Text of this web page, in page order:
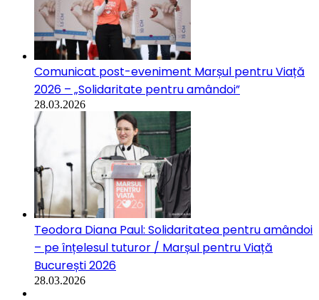
Comunicat post-eveniment Marșul pentru Viață
2026 – „Solidaritate pentru amândoi”
28.03.2026
Teodora Diana Paul: Solidaritatea pentru amândoi
– pe înțelesul tuturor / Marșul pentru Viață
București 2026
28.03.2026